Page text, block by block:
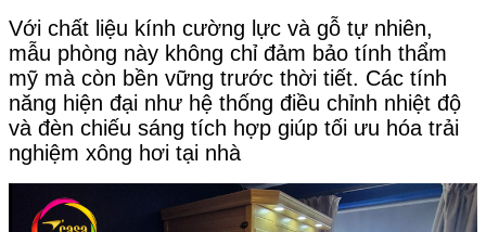
Với chất liệu kính cường lực và gỗ tự nhiên,
mẫu phòng này không chỉ đảm bảo tính thẩm
mỹ mà còn bền vững trước thời tiết. Các tính
năng hiện đại như hệ thống điều chỉnh nhiệt độ
và đèn chiếu sáng tích hợp giúp tối ưu hóa trải
nghiệm xông hơi tại nhà